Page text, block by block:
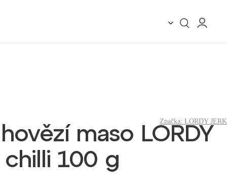
maso LORDY
chilli 100 g
Značka: LORDY